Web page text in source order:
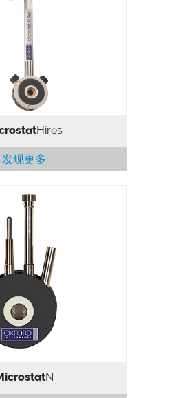
样品处于真空中，适用于
显微光学研究。
Hires
发现更多
温器，适用于显微光学研
N